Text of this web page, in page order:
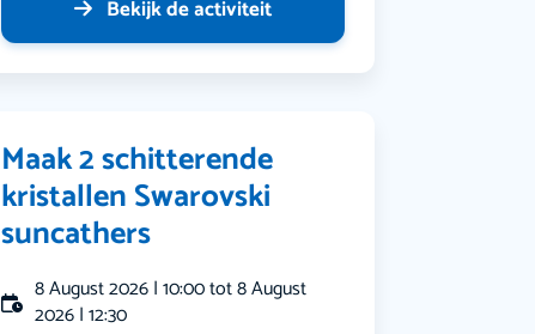
Bekijk de activiteit
Maak 2 schitterende
kristallen Swarovski
suncathers
8 August 2026 | 10:00 tot 8 August
2026 | 12:30